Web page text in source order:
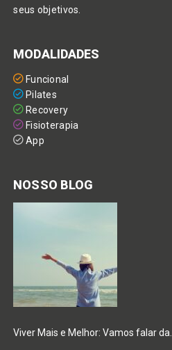
seus objetivos.
MODALIDADES
Funcional
Pilates
Recovery
Fisioterapia
App
NOSSO BLOG
Viver Mais e Melhor: Vamos falar da…